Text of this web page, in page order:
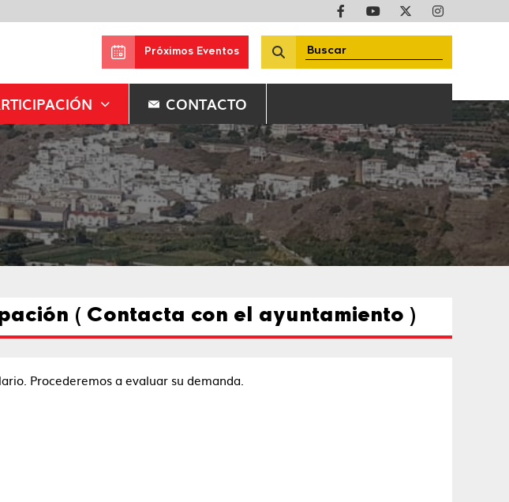
Próximos Eventos
CONTACTO
( Contacta con el ayuntamiento )
Procederemos a evaluar su demanda.